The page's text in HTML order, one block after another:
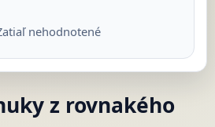
nehodnotené
z rovnakého